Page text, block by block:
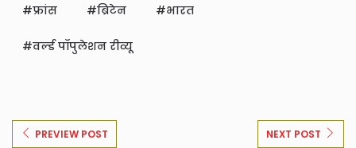
फ्रांस ब्रिटेन भारत
वर्ल्ड पॉपुलेशन रीव्यू
PREVIEW POST NEXT POST